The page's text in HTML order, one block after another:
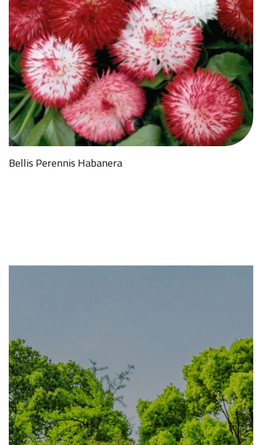
Bellis Perennis Habanera